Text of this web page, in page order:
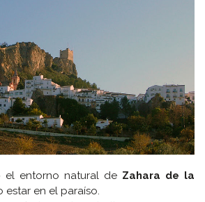
el entorno natural de Zahara de la
estar en el paraíso.